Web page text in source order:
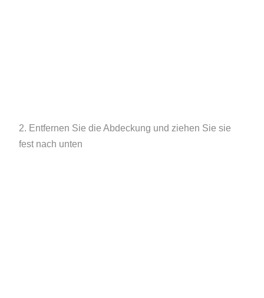
2. Entfernen Sie die Abdeckung und ziehen Sie sie
fest nach unten